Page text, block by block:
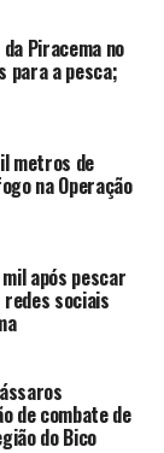
Piracema no
para a pesca;
metros de
na Operação
após pescar
sociais
de combate de
do Bico